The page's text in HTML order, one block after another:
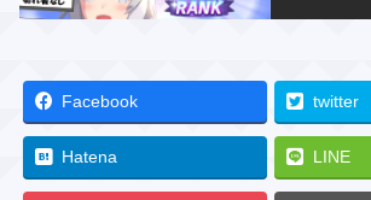
Facebook twitter
Hatena LINE